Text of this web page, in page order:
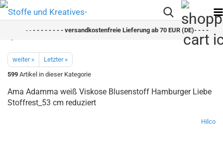
- - - - - - - - versandkostenfreie Lieferung ab 70 EUR (DE)- - - - - - -
weiter »
Letzter »
599 Artikel in dieser Kategorie
Ama Adamma weiß Viskose Blusenstoff Hamburger Liebe
Stoffrest_53 cm reduziert
Hilco